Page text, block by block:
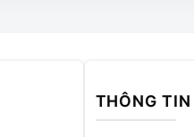
THÔNG TIN